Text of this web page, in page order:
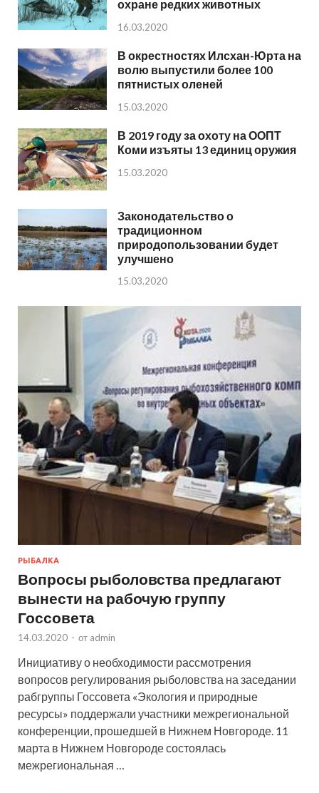
охране редких животных
16.03.2020
В окрестностях Илсхан-Юрта на
волю выпустили более 100
пятнистых оленей
15.03.2020
В 2019 году за охоту на ООПТ
Коми изъяты 13 единиц оружия
15.03.2020
Законодательство о
традиционном
природопользовании будет
улучшено
15.03.2020
РЫБАЛКА
Вопросы рыболовства предлагают
вынести на рабочую группу
Госсовета
14.03.2020 - от admin
Инициативу о необходимости рассмотрения
вопросов регулирования рыболовства на заседании
рабгруппы Госсовета «Экология и природные
ресурсы» поддержали участники межрегиональной
конференции, прошедшей в Нижнем Новгороде. 11
марта в Нижнем Новгороде состоялась
межрегиональная …